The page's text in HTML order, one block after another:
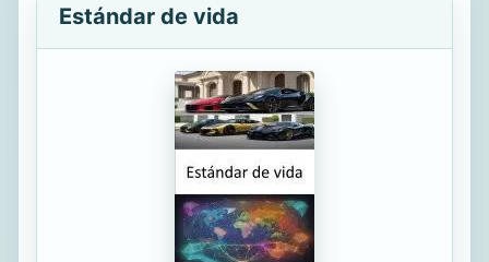
Estándar de vida